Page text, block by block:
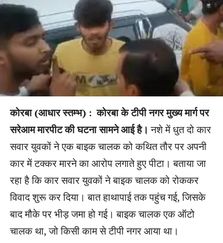
कोरबा (आधार स्तम्भ) : कोरबा के टीपी नगर मुख्य मार्ग पर
सरेआम मारपीट की घटना सामने आई है। नशे में धुत दो कार
सवार युवकों ने एक बाइक चालक को कथित तौर पर अपनी
कार में टक्कर मारने का आरोप लगाते हुए पीटा। बताया जा
रहा है कि कार सवार युवकों ने बाइक चालक को रोककर
विवाद शुरू कर दिया। बात हाथापाई तक पहुंच गई, जिसके
बाद मौके पर भीड़ जमा हो गई। बाइक चालक एक ऑटो
चालक था, जो किसी काम से टीपी नगर आया था।